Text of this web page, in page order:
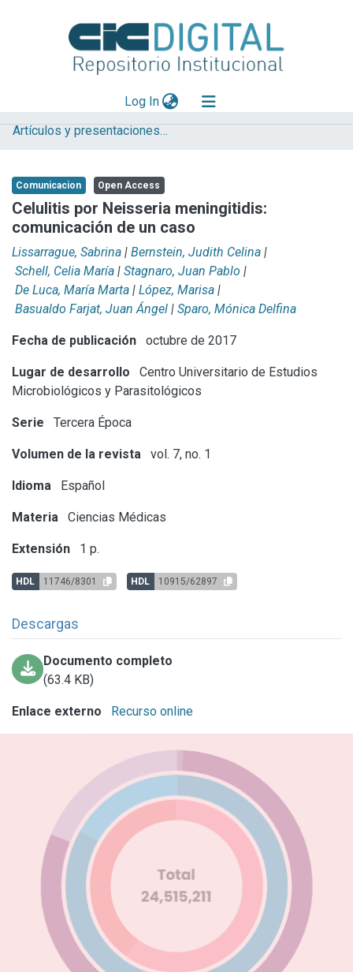
Log In(current)
Explorar
Aportar material
Statistics
Artículos y presentaciones en Congresos
Comunicacion Open Access
Celulitis por Neisseria meningitidis:
comunicación de un caso
Lissarrague, Sabrina | Bernstein, Judith Celina |
Schell, Celia María | Stagnaro, Juan Pablo |
De Luca, María Marta | López, Marisa |
Basualdo Farjat, Juan Ángel | Sparo, Mónica Delfina
Fecha de publicación octubre de 2017
Lugar de desarrollo
Centro Universitario de Estudios
Microbiológicos y Parasitológicos
Serie Tercera Época
Volumen de la revista vol. 7, no. 1
Idioma Español
Materia Ciencias Médicas
Extensión 1 p.
HDL 11746/8301 HDL 10915/62897
Descargas
Documento completo
(63.4 KB)
Enlace externo Recurso online